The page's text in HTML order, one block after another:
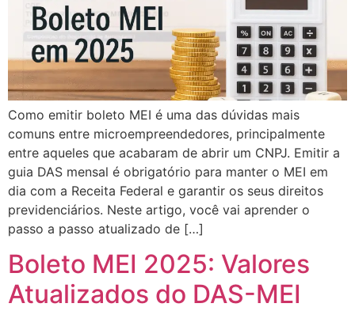
Como emitir boleto MEI é uma das dúvidas mais
comuns entre microempreendedores, principalmente
entre aqueles que acabaram de abrir um CNPJ. Emitir a
guia DAS mensal é obrigatório para manter o MEI em
dia com a Receita Federal e garantir os seus direitos
previdenciários. Neste artigo, você vai aprender o
passo a passo atualizado de […]
Boleto MEI 2025: Valores
Atualizados do DAS-MEI